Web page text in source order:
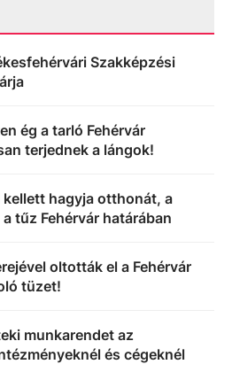
Szakképzési
ég a tarló Fehérvár
terjednek a lángok!
kellett hagyja otthonát, a
tűz Fehérvár határában
oltották el a Fehérvár
tüzet!
munkarendet az
és cégeknél